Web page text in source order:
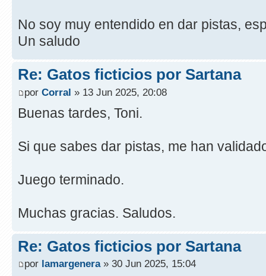
No soy muy entendido en dar pistas,
Un saludo
Re: Gatos ficticios por Sartana
por Corral » 13 Jun 2025, 20:08
Buenas tardes, Toni.
Si que sabes dar pistas, me han
Juego terminado.
Muchas gracias. Saludos.
Re: Gatos ficticios por Sartana
por lamargenera» 30 Jun 2025, 15:04